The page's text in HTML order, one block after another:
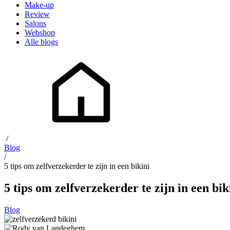
Make-up
Review
Salons
Webshop
Alle blogs
/
Blog
/
5 tips om zelfverzekerder te zijn in een bikini
5 tips om zelfverzekerder te zijn in een
Blog